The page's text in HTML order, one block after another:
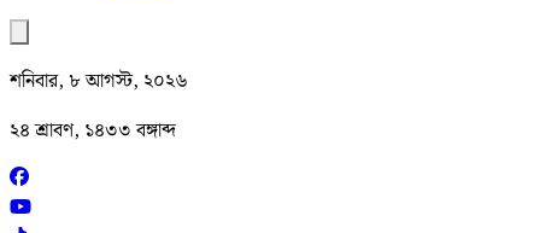
শনিবার, ৮ আগস্ট, ২০২৬
২৪ শ্রাবণ, ১৪৩৩ বঙ্গাব্দ